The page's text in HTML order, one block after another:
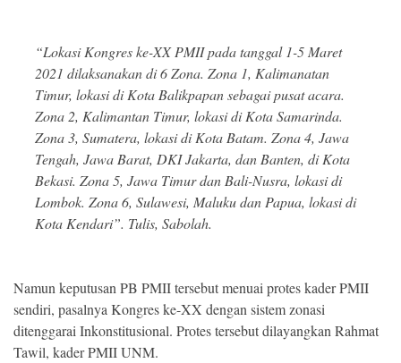
“Lokasi Kongres ke-XX PMII pada tanggal 1-5 Maret
2021 dilaksanakan di 6 Zona. Zona 1, Kalimanatan
Timur, lokasi di Kota Balikpapan sebagai pusat acara.
Zona 2, Kalimantan Timur, lokasi di Kota Samarinda.
Zona 3, Sumatera, lokasi di Kota Batam. Zona 4, Jawa
Tengah, Jawa Barat, DKI Jakarta, dan Banten, di Kota
Bekasi. Zona 5, Jawa Timur dan Bali-Nusra, lokasi di
Lombok. Zona 6, Sulawesi, Maluku dan Papua, lokasi di
Kota Kendari”. Tulis, Sabolah.
Namun keputusan PB PMII tersebut menuai protes kader PMII
sendiri, pasalnya Kongres ke-XX dengan sistem zonasi
ditenggarai Inkonstitusional. Protes tersebut dilayangkan Rahmat
Tawil, kader PMII UNM.